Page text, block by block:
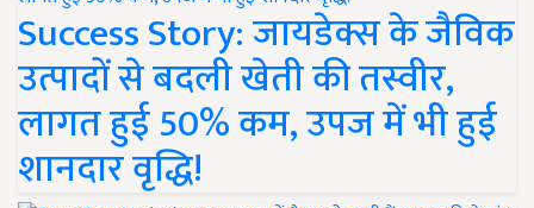
Success Story: जायडेक्स के जैविक
उत्पादों से बदली खेती की तस्वीर,
लागत हुई 50% कम, उपज में भी हुई
शानदार वृद्धि!